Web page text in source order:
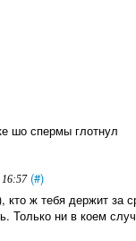
шо спермы глотнул
16:57 (#)
ж тебя держит за
Только ни в коем